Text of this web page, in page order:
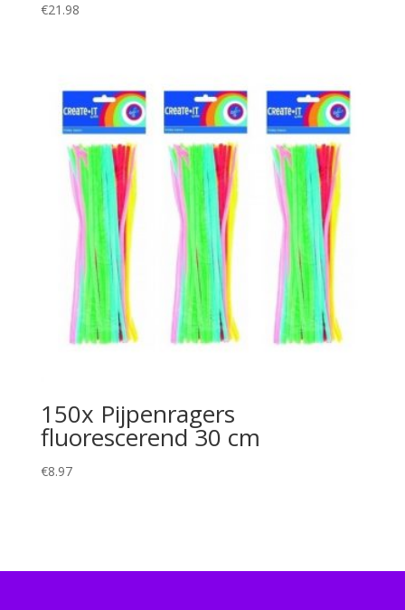
€21.98
150x Pijpenragers
fluorescerend 30 cm
€8.97